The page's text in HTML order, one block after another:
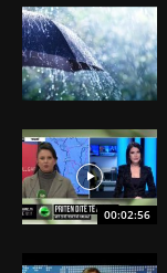
00:02:56